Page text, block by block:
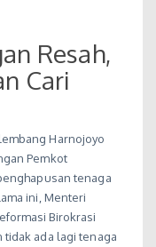
Resah,
Cari
Harnojoyo
Pemkot
tenaga
ini, Menteri
Birokrasi
tidak ada lagi tenaga